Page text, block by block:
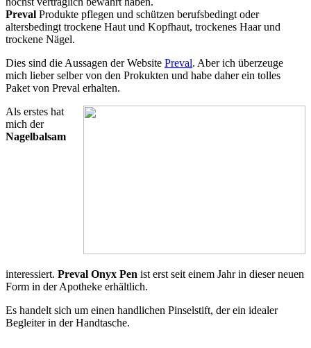
Preval Produkte pflegen und schützen berufsbedingt oder
altersbedingt trockene Haut und Kopfhaut, trockenes Haar und
trockene Nägel.
Dies sind die Aussagen der Website Preval. Aber ich überzeuge
mich lieber selber von den Prokukten und habe daher ein tolles
Paket von Preval erhalten.
Als erstes hat
mich der
Nagelbalsam
interessiert. Preval Onyx Pen ist erst seit einem Jahr in dieser neuen
Form in der Apotheke erhältlich.
Es handelt sich um einen handlichen Pinselstift, der ein idealer
Begleiter in der Handtasche.